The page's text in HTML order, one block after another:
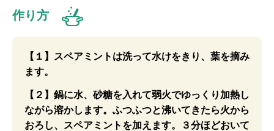
作り方
【１】スペアミントは洗って水けをきり、葉を摘み
ます。
【２】鍋に水、砂糖を入れて弱火でゆっくり加熱し
ながら溶かします。ふつふつと沸いてきたら火から
おろし、スペアミントを加えます。３分ほどおいて